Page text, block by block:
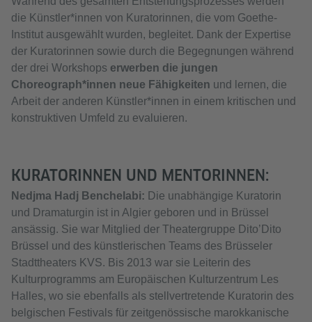
die Künstler*innen von Kuratorinnen, die vom Goethe-
Institut ausgewählt wurden, begleitet. Dank der Expertise
der Kuratorinnen sowie durch die Begegnungen während
der drei Workshops erwerben die jungen
Choreograph*innen neue Fähigkeiten und lernen, die
Arbeit der anderen Künstler*innen in einem kritischen und
konstruktiven Umfeld zu evaluieren.
KURATORINNEN UND MENTORINNEN:
Nedjma Hadj Benchelabi: Die unabhängige Kuratorin
und Dramaturgin ist in Algier geboren und in Brüssel
ansässig. Sie war Mitglied der Theatergruppe Dito’Dito
Brüssel und des künstlerischen Teams des Brüsseler
Stadttheaters KVS. Bis 2013 war sie Leiterin des
Kulturprogramms am Europäischen Kulturzentrum Les
Halles, wo sie ebenfalls als stellvertretende Kuratorin des
belgischen Festivals für zeitgenössische marokkanische